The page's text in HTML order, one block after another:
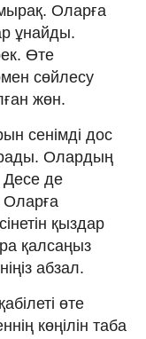
Оларға
ұнайды.
Өте
сөйлесу
жөн.
сенімді дос
Олардың
Десе де
Оларға
қыздар
қалсаңыз
абзал.
өте
көңілін таба